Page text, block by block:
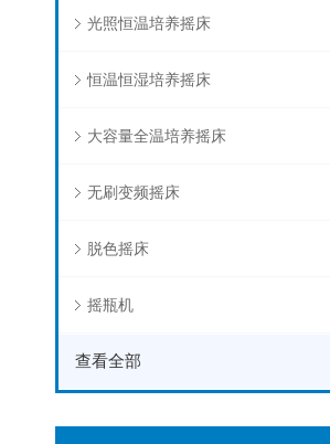
光照恒温培养摇床
恒温恒湿培养摇床
大容量全温培养摇床
无刷变频摇床
脱色摇床
摇瓶机
查看全部